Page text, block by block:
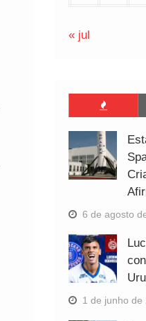
« jul
6 de agosto
1 de junho de